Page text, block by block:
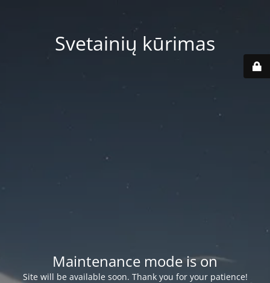
Svetainių kūrimas
Maintenance mode is on
Site will be available soon. Thank you for your patience!